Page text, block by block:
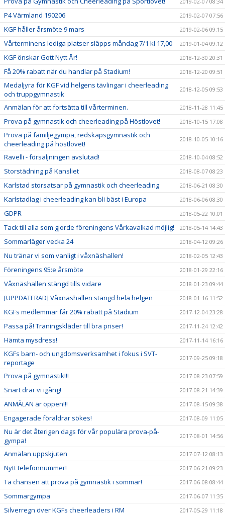
P4 Värmland 190206 2019-02-07 07:56
KGF håller årsmöte 9 mars 2019-02-06 09:15
Vårterminens lediga platser släpps måndag 7/1 kl 17,00 2019-01-04 09:12
KGF önskar Gott Nytt År! 2018-12-30 20:31
Få 20% rabatt när du handlar på Stadium! 2018-12-20 09:51
Medaljyra för KGF vid helgens tävlingar i cheerleading
och truppgymnastik
2018-12-05 09:53
Anmälan för att fortsätta till vårterminen. 2018-11-28 11:45
Prova på gymnastik och cheerleading på Höstlovet! 2018-10-15 17:08
Prova på familjegympa, redskapsgymnastik och
cheerleading på höstlovet!
2018-10-05 10:16
Ravelli - försäljningen avslutad! 2018-10-04 08:52
Storstädning på Kansliet 2018-08-07 08:23
Karlstad storsatsar på gymnastik och cheerleading 2018-06-21 08:30
Karlstadlag i cheerleading kan bli bäst i Europa 2018-06-06 08:30
GDPR 2018-05-22 10:01
Tack till alla som gjorde föreningens Vårkavalkad möjlig! 2018-05-14 14:43
Sommarläger vecka 24 2018-04-12 09:26
Nu tränar vi som vanligt i våxnäshallen! 2018-02-05 12:43
Föreningens 95:e årsmöte 2018-01-29 22:16
Våxnäshallen stängd tills vidare 2018-01-23 09:44
[UPPDATERAD] Våxnäshallen stängd hela helgen 2018-01-16 11:52
KGFs medlemmar får 20% rabatt på Stadium 2017-12-04 23:28
Passa på! Träningskläder till bra priser! 2017-11-24 12:42
Hämta mysdress! 2017-11-14 16:16
KGFs barn- och ungdomsverksamhet i fokus i SVT-
reportage
2017-09-25 09:18
Prova på gymnastik!!! 2017-08-23 07:59
Snart drar vi igång! 2017-08-21 14:39
ANMÄLAN är öppen!!! 2017-08-15 09:38
Engagerade föräldrar sökes! 2017-08-09 11:05
Nu är det återigen dags för vår populära prova-på-
gympa!
2017-08-01 14:56
Anmälan uppskjuten 2017-07-12 08:13
Nytt telefonnummer! 2017-06-21 09:23
Ta chansen att prova på gymnastik i sommar! 2017-06-08 08:44
Sommargympa 2017-06-07 11:35
Silverregn över KGFs cheerleaders i RM 2017-05-29 11:18